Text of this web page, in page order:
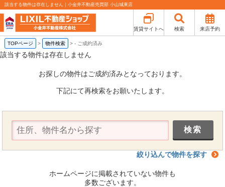
該当する物件は存在しません｜小金井不動産売買部 小山城東店
賃貸サイトへ 検索 来店予約
TOPページ > 物件検索 >- ご成約済み
該当する物件は存在しません
お探しの物件はご成約済みとなっております。
下記にて再検索をお願いたします。
絞り込んで物件を探す
ホームページに掲載されていない物件も
多数ございます。